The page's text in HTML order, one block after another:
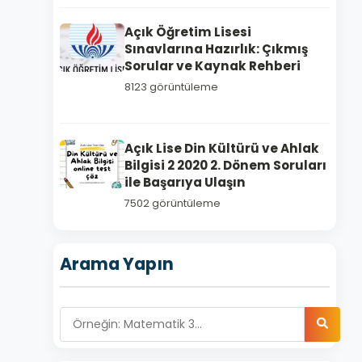
Açık Öğretim Lisesi
Sınavlarına Hazırlık: Çıkmış
Sorular ve Kaynak Rehberi
8123 görüntüleme
Açık Lise Din Kültürü ve Ahlak
Bilgisi 2 2020 2. Dönem Soruları
ile Başarıya Ulaşın
7502 görüntüleme
Arama Yapın